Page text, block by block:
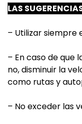
LAS
– Utilizar siempre
– En caso de que
no, disminuir la
como rutas y
– No exceder las